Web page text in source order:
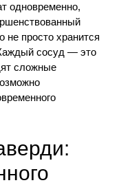
одновременно,
не просто хранится
сосуд — это
сложные